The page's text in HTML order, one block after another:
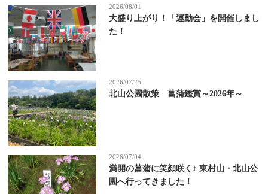
2026/08/01
大盛り上がり！「運動会」を開催しまし
た！
2026/07/25
北山公園散策 菖蒲鑑賞～2026年～
2026/07/04
満開の菖蒲に笑顔咲く♪ 東村山・北山公
園へ行ってきました！